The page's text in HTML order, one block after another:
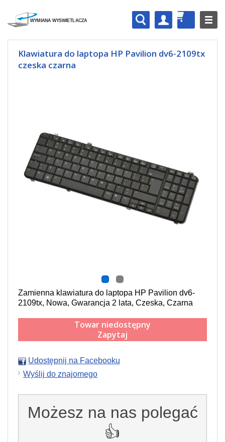
Klawiatura do laptopa HP Pavilion dv6-2109tx
czeska czarna
Zamienna klawiatura do laptopa HP Pavilion dv6-
2109tx, Nowa, Gwarancja 2 lata, Czeska, Czarna
Towar niedostępny
Zapytaj
Udostępnij na Facebooku
Wyślij do znajomego
Możesz na nas polegać
👍